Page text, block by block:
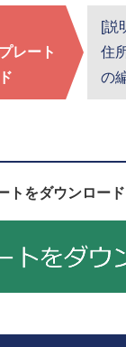
レート
[説
住
の
トをダウンロー